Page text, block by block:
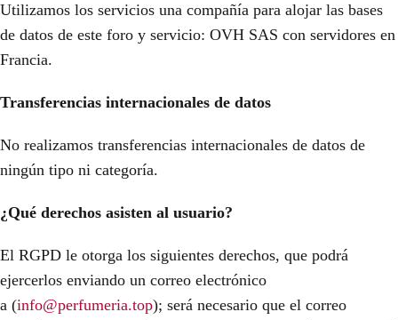
Utilizamos los servicios una compañía para alojar las bases
de datos de este foro y servicio: OVH SAS con servidores en
Francia.
Transferencias internacionales de datos
No realizamos transferencias internacionales de datos de
ningún tipo ni categoría.
¿Qué derechos asisten al usuario?
El RGPD le otorga los siguientes derechos, que podrá
ejercerlos enviando un correo electrónico
a (info@perfumeria.top); será necesario que el correo